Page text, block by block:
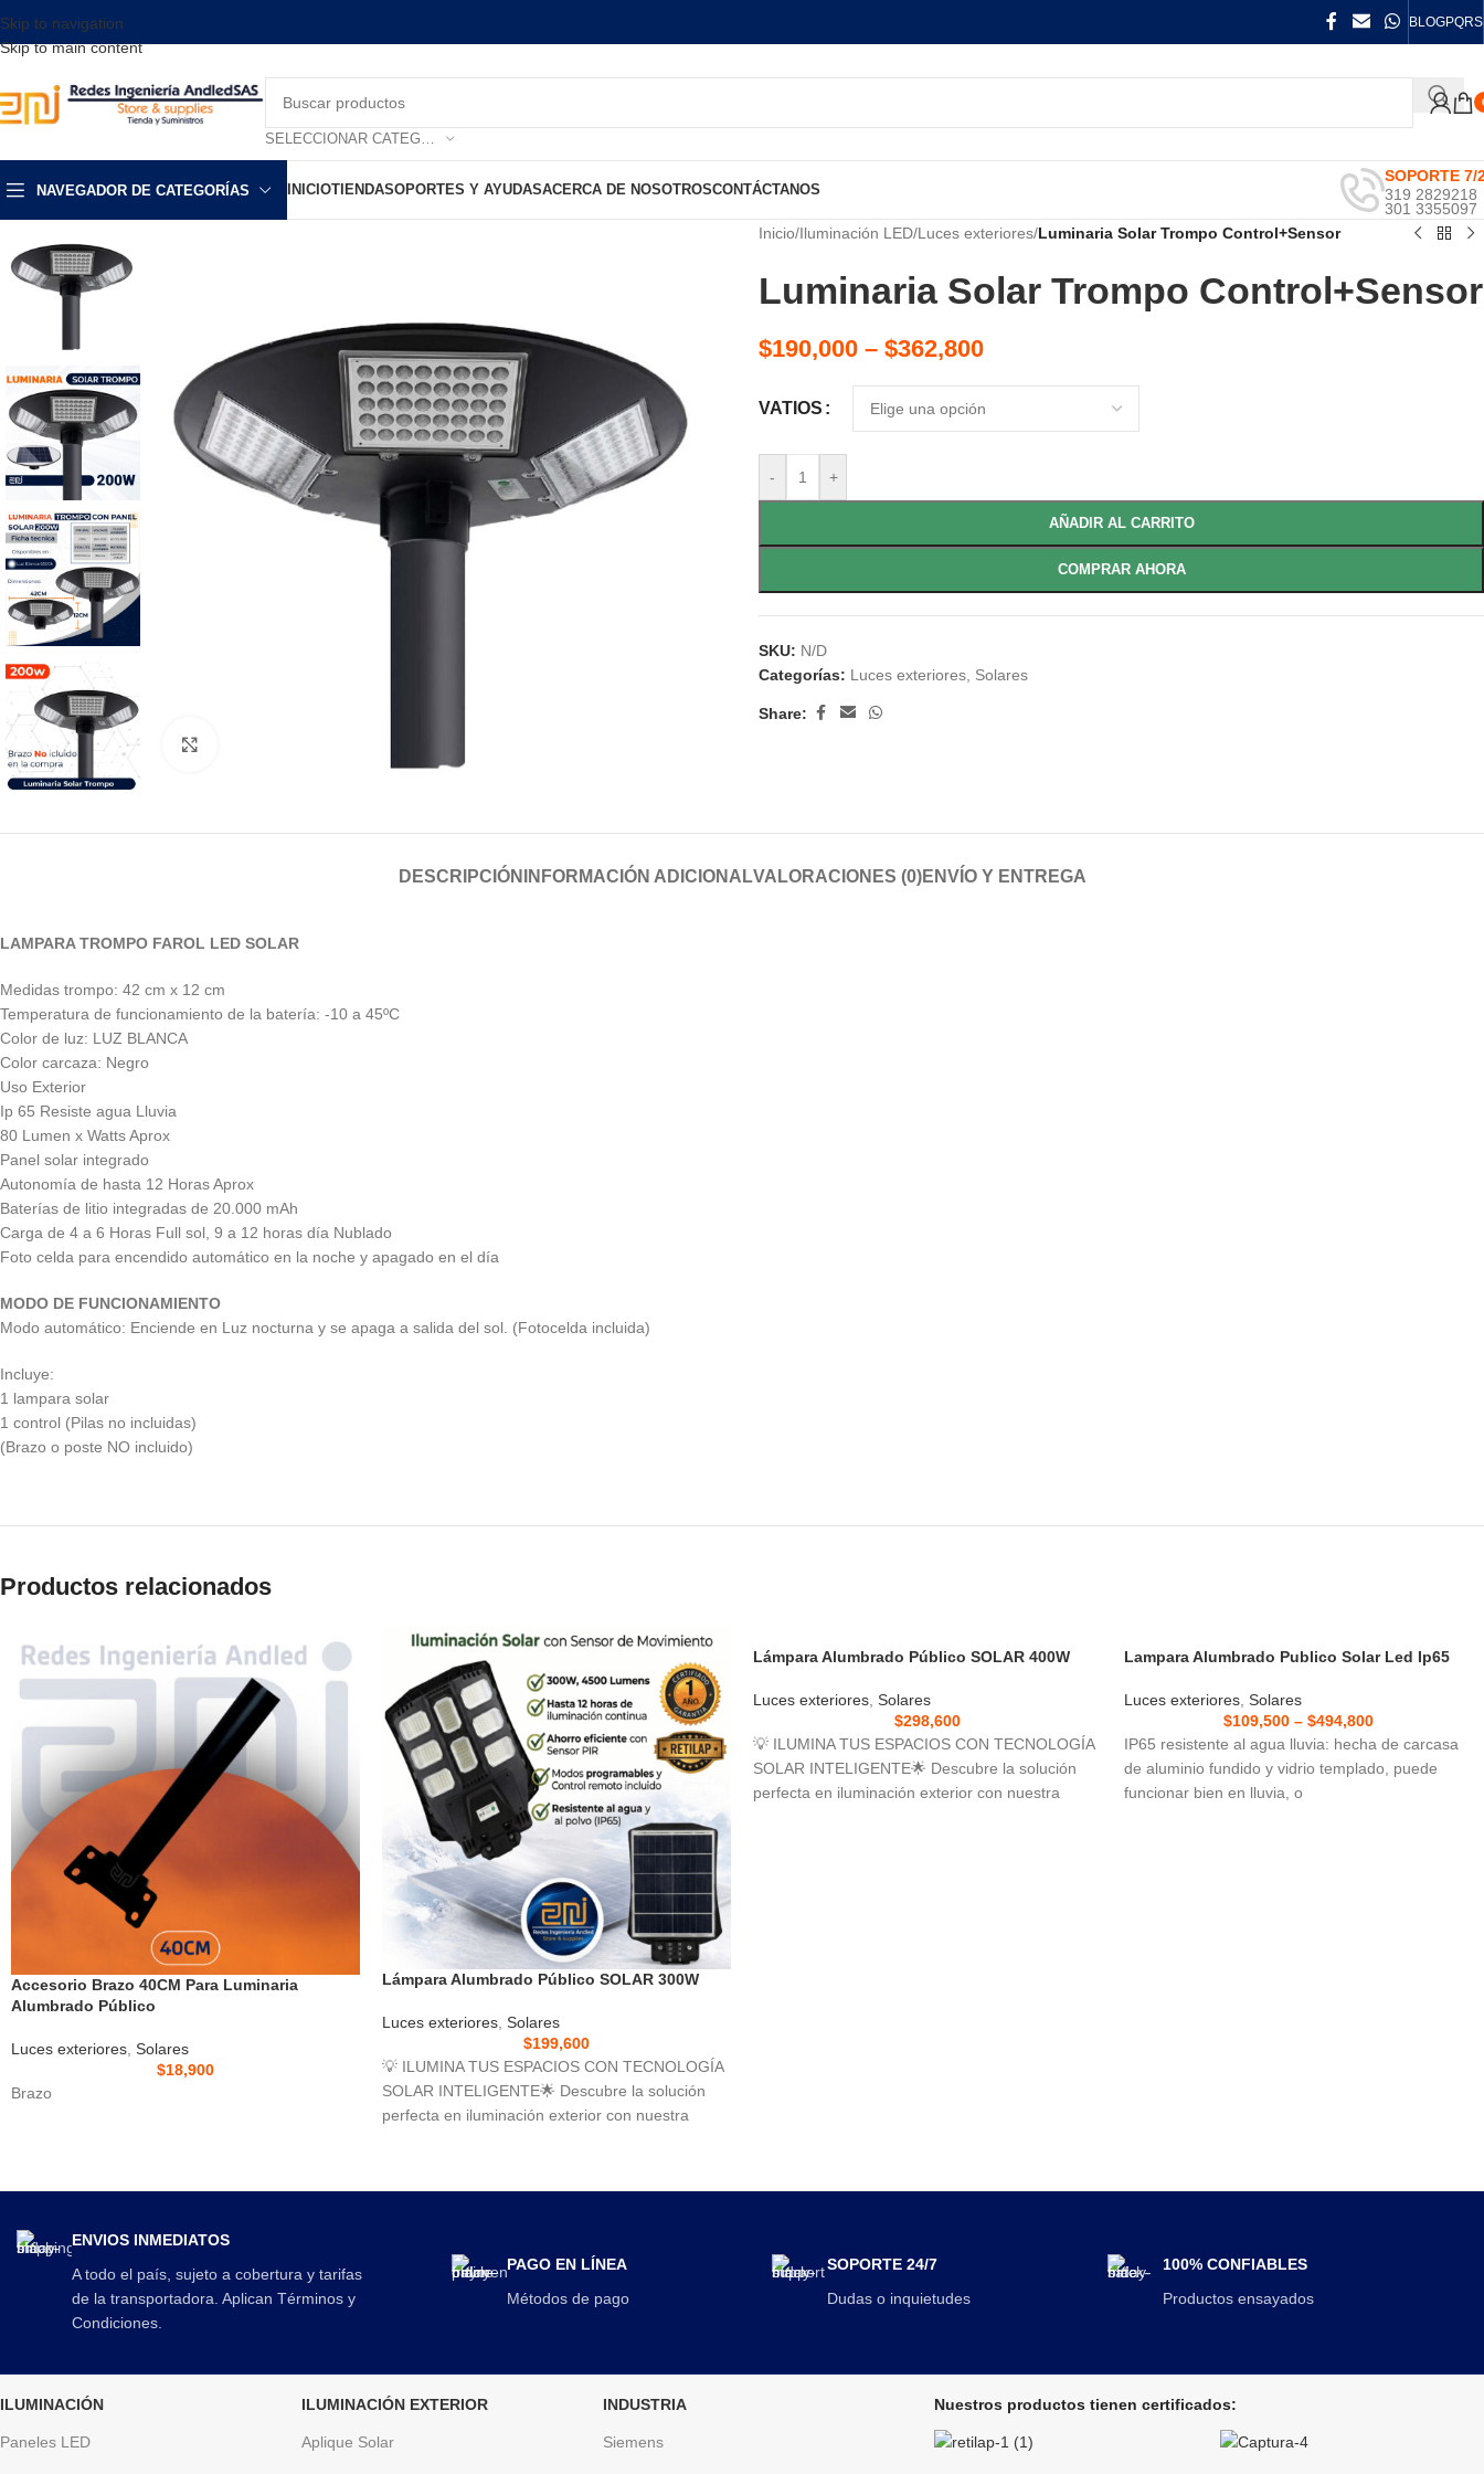
Skip to navigation
Skip to main content
BLOGPQRS
NAVEGADOR DE CATEGORÍAS INICIOTIENDASOPORTES Y AYUDASACERCA DE NOSOTROSCONTÁCTANOS
SOPORTE 7/
319 2829218
301 3355097
Inicio/Iluminación LED/Luces exteriores/Luminaria Solar Trompo Control+Sensor
Luminaria Solar Trompo Control+Sensor
$190,000 – $362,800
VATIOS
- +
AÑADIR AL CARRITO
COMPRAR AHORA
SKU: N/D
Categorías: Luces exteriores Solares
Share:
DESCRIPCIÓN INFORMACIÓN ADICIONALVALORACIONES (0)ENVÍO Y ENTREGA
LAMPARA TROMPO FAROL LED SOLAR
Medidas trompo: 42 cm x 12 cm
Temperatura de funcionamiento de la batería: -10 a 45ºC
Color de luz: LUZ BLANCA
Color carcaza: Negro
Uso Exterior
Ip 65 Resiste agua Lluvia
80 Lumen x Watts Aprox
Panel solar integrado
Autonomía de hasta 12 Horas Aprox
Baterías de litio integradas de 20.000 mAh
Carga de 4 a 6 Horas Full sol, 9 a 12 horas día Nublado
Foto celda para encendido automático en la noche y apagado en el día
MODO DE FUNCIONAMIENTO
Modo automático: Enciende en Luz nocturna y se apaga a salida del sol. (Fotocelda incluida)
Incluye:
1 lampara solar
1 control (Pilas no incluidas)
(Brazo o poste NO incluido)
Productos relacionados
Accesorio Brazo 40CM Para Luminaria
Alumbrado Público
Luces exteriores Solares
$18,900
Brazo
Lámpara Alumbrado Público SOLAR 300W
Luces exteriores Solares
$199,600
💡 ILUMINA TUS ESPACIOS CON TECNOLOGÍA
SOLAR INTELIGENTE🌟 Descubre la solución
perfecta en iluminación exterior con nuestra
Lámpara Alumbrado Público SOLAR 400W
Luces exteriores Solares
$298,600
💡 ILUMINA TUS ESPACIOS CON TECNOLOGÍA
SOLAR INTELIGENTE🌟 Descubre la solución
perfecta en iluminación exterior con nuestra
Lampara Alumbrado Publico Solar Led Ip65
Luces exteriores Solares
$109,500 – $494,800
IP65 resistente al agua lluvia: hecha de carcasa
de aluminio fundido y vidrio templado, puede
funcionar bien en lluvia, o
ENVIOS INMEDIATOS
A todo el país, sujeto a cobertura y tarifas
de la transportadora. Aplican Términos y
Condiciones.
PAGO EN LÍNEA
Métodos de pago
SOPORTE 24/7
Dudas o inquietudes
100% CONFIABLES
Productos ensayados
ILUMINACIÓN
Paneles LED
ILUMINACIÓN EXTERIOR
Aplique Solar
INDUSTRIA
Siemens
Nuestros productos tienen certificados: